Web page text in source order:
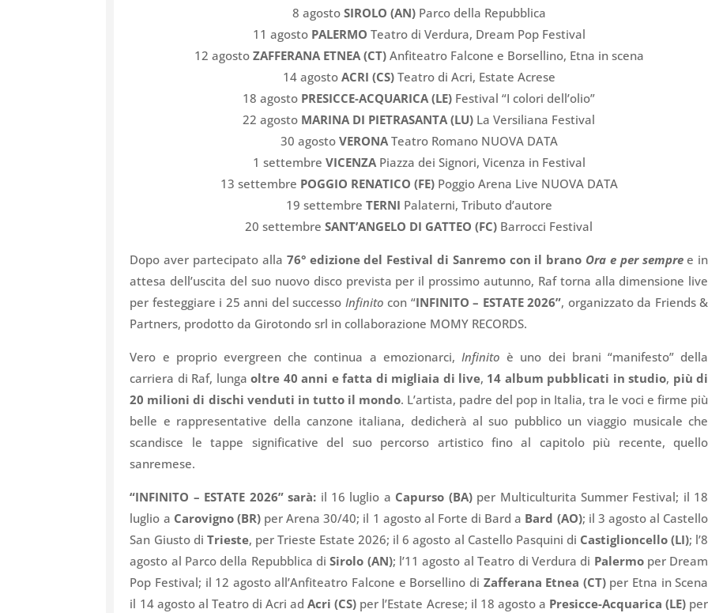
8 agostoSIROLO (AN) Parco della Repubblica
11 agostoPALERMO Teatro di Verdura, Dream Pop Festival
12 agostoZAFFERANA ETNEA (CT) Anfiteatro Falcone e Borsellino, Etna in scena
14 agostoACRI (CS) Teatro di Acri, Estate Acrese
18 agosto PRESICCE-ACQUARICA (LE) Festival “I colori dell’olio”
22 agosto MARINA DI PIETRASANTA (LU) La Versiliana Festival
30 agosto VERONA Teatro Romano NUOVA DATA
1 settembre VICENZA Piazza dei Signori, Vicenza in Festival
13 settembre POGGIO RENATICO (FE) Poggio Arena Live NUOVA DATA
19 settembre TERNI Palaterni, Tributo d’autore
20 settembreSANT’ANGELO DI GATTEO (FC) Barrocci Festival
Dopo aver partecipato alla 76° edizione del Festival di Sanremo con il brano Ora e per sempree in
attesa dell’uscita del suo nuovo disco prevista per il prossimo autunno, Raf torna alla dimensione live
per festeggiare i 25 anni del successo Infinito con “INFINITO – ESTATE 2026”, organizzato da Friends &
Partners, prodotto da Girotondo srl in collaborazione MOMY RECORDS.
Vero e proprio evergreen che continua a emozionarci, Infinito è uno dei brani “manifesto” della
carriera di Raf, lungaoltre 40 anni e fatta di migliaia di live, 14 album pubblicati in studio, più di
20 milioni di dischi venduti in tutto il mondo. L’artista, padre del pop in Italia, tra le voci e firme più
belle e rappresentative della canzone italiana, dedicherà al suo pubblico un viaggio musicale che
scandisce le tappe significative del suo percorso artistico fino al capitolo più recente, quello
sanremese.
“INFINITO – ESTATE 2026” sarà: il 16 luglio a Capurso (BA)per Multiculturita Summer Festival; il 18
luglio a Carovigno (BR) per Arena 30/40; il 1 agosto al Forte di Bard a Bard (AO); il 3 agosto al Castello
San Giusto di Trieste, per Trieste Estate 2026; il 6 agosto al Castello Pasquini di Castiglioncello (LI); l’8
agosto al Parco della Repubblica diSirolo (AN); l’11 agosto al Teatro di Verdura di Palermoper Dream
Pop Festival; il 12 agosto all’Anfiteatro Falcone e Borsellino di Zafferana Etnea (CT)per Etna in Scena
il 14 agosto al Teatro di Acri adAcri (CS) per l’Estate Acrese; il 18 agosto a Presicce-Acquarica (LE) per